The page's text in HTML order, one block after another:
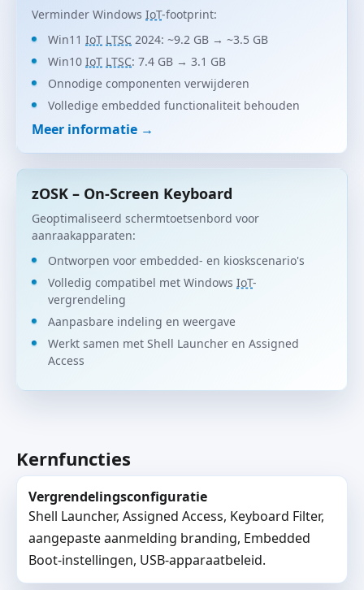
Verminder Windows IoT-footprint:
Win11 IoT LTSC 2024: ~9.2 GB → ~3.5 GB
Win10 IoT LTSC: 7.4 GB → 3.1 GB
Onnodige componenten verwijderen
Volledige embedded functionaliteit behouden
Meer informatie →
zOSK – On-Screen Keyboard
Geoptimaliseerd schermtoetsenbord voor
aanraakapparaten:
Ontworpen voor embedded- en kioskscenario's
Volledig compatibel met Windows IoT-
vergrendeling
Aanpasbare indeling en weergave
Werkt samen met Shell Launcher en Assigned
Access
Kernfuncties
Vergrendelingsconfiguratie
Shell Launcher, Assigned Access, Keyboard Filter,
aangepaste aanmelding branding, Embedded
Boot-instellingen, USB-apparaatbeleid.